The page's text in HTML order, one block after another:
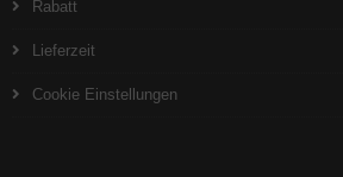
Rabatt
Lieferzeit
Cookie Einstellungen